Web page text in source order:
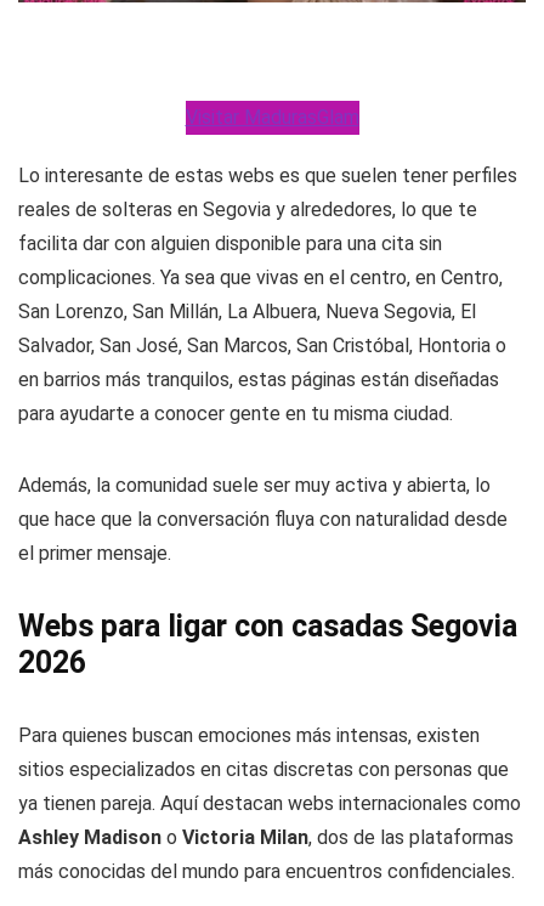
Visitar MadurasGlam
Lo interesante de estas webs es que suelen tener perfiles
reales de solteras en Segovia y alrededores, lo que te
facilita dar con alguien disponible para una cita sin
complicaciones. Ya sea que vivas en el centro, en Centro,
San Lorenzo, San Millán, La Albuera, Nueva Segovia, El
Salvador, San José, San Marcos, San Cristóbal, Hontoria o
en barrios más tranquilos, estas páginas están diseñadas
para ayudarte a conocer gente en tu misma ciudad.
Además, la comunidad suele ser muy activa y abierta, lo
que hace que la conversación fluya con naturalidad desde
el primer mensaje.
Webs para ligar con casadas Segovia
2026
Para quienes buscan emociones más intensas, existen
sitios especializados en citas discretas con personas que
ya tienen pareja. Aquí destacan webs internacionales como
Ashley Madison o Victoria Milan, dos de las plataformas
más conocidas del mundo para encuentros confidenciales.